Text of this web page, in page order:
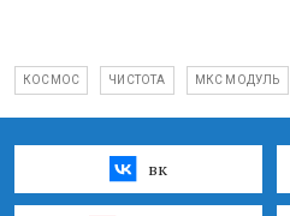
КОСМОС ЧИСТОТА МКС МОДУЛЬ
вк